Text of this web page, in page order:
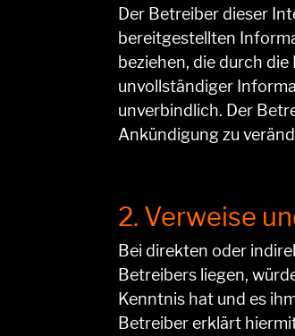
Der Betreiber dieser
bereitgestellten
beziehen, die durch
unvollständiger
unverbindlich. Der
Ankündigung zu
2. Verweise
Bei direkten oder
Betreibers liegen,
Kenntnis hat und es
Betreiber erklärt